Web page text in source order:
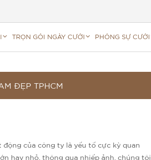
TRỌN GÓI NGÀY CƯỚI PHÓNG SỰ CƯỚI
ĐẸP TPHCM
động của công ty là yếu tố cực kỳ quan
hay nhỏ, thông qua nhiếp ảnh, chúng tôi